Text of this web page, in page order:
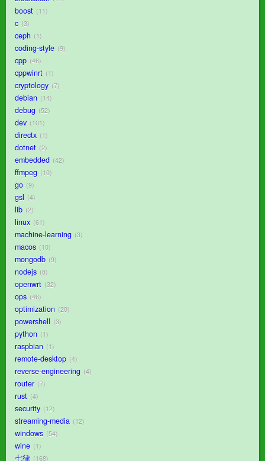
boost 11
c 3
ceph 1
coding-style 9
cpp 46
cppwinrt 1
cryptology 7
debian 14
debug 52
dev 101
directx 1
dotnet 2
embedded 42
ffmpeg 10
go 9
gsl 4
lib 2
linux 61
machine-learning 3
macos 10
mongodb 9
nodejs 8
openwrt 32
ops 46
optimization 20
powershell 3
python 1
raspbian 1
remote-desktop 4
reverse-engineering 4
router 7
rust 4
security 12
streaming-media 12
windows 54
wine 1
七律 168